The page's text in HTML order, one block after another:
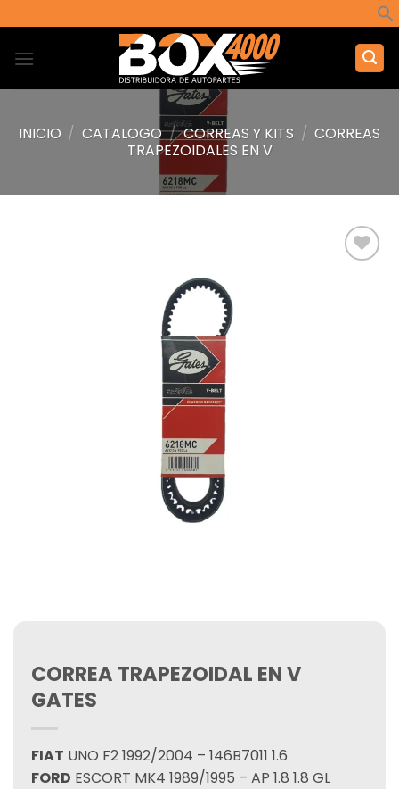
al
contenido
INICIO / CATALOGO / CORREAS Y KITS / CORREAS
TRAPEZOIDALES EN V
CORREA TRAPEZOIDAL EN V
GATES
FIAT UNO F2 1992/2004 – 146B7011 1.6
FORD ESCORT MK4 1989/1995 – AP 1.8 1.8 GL